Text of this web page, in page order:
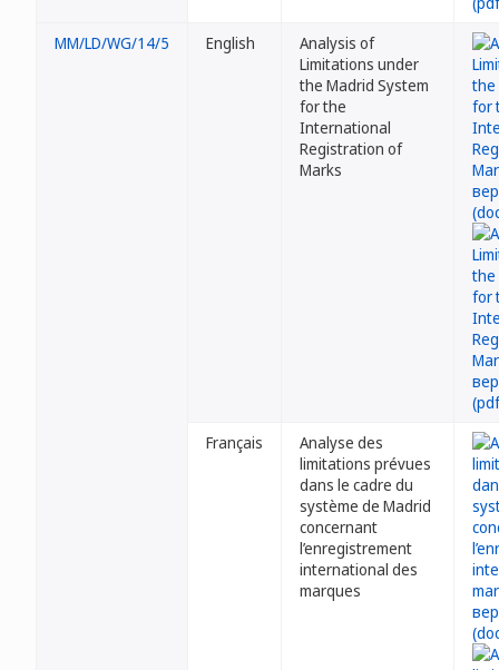
MM/LD/WG/14/5 English
Analysis of
Limitations under
the Madrid System
for the
International
Registration of
Marks
Français
Analyse des
limitations prévues
dans le cadre du
système de Madrid
concernant
l’enregistrement
international des
marques